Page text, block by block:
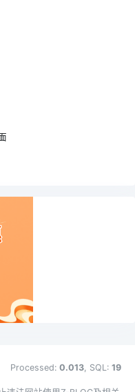
Processed: 0.013, SQL: 19